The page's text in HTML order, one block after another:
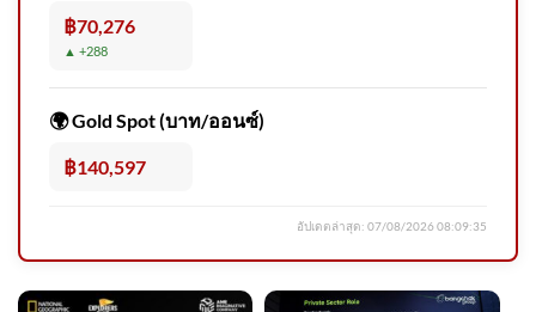
฿70,276
▲ +288
🌍 Gold Spot (บาท/ออนซ์)
฿140,597
อัปเดตล่าสุด: 07/08/2026 08:09:35